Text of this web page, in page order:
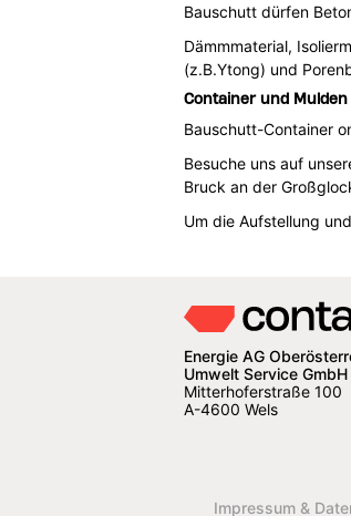
Bauschutt dürfen
Dämmmaterial,
(z.B.Ytong) und
Container und
Bauschutt-Container
Besuche uns auf
Bruck an der
Um die Aufstellung
Energie AG
Umwelt Service GmbH
Mitterhoferstraße 100
A-4600 Wels
Impressum &